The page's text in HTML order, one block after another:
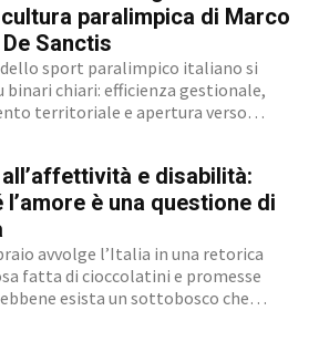
paralimpica di Marco
Sanctis
sport paralimpico italiano si
binari chiari: efficienza gestionale,
territoriale e apertura verso
una strategia che punta a
il movimento da ente di gestione...
e disabilità:
l’amore è una questione di
avvolge l’Italia in una retorica
fatta di cioccolatini e promesse
esista un sottobosco che